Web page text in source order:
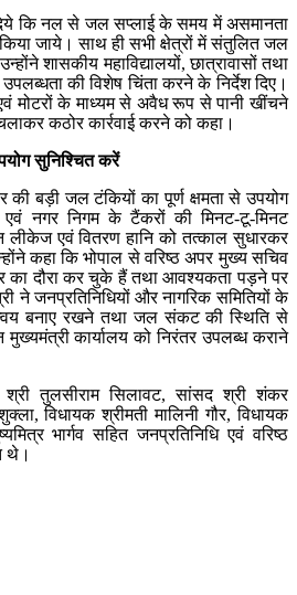
कि नल से जल सप्लाई के समय में असमानता
जाये। साथ ही सभी क्षेत्रों में संतुलित जल
शासकीय महाविद्यालयों, छात्रावासों तथा
की विशेष चिंता करने के निर्देश दिए।
मोटरों के माध्यम से अवैध रूप से पानी खींचने
कठोर कार्रवाई करने को कहा।
सुनिश्चित करें
की बड़ी जल टंकियों का पूर्ण क्षमता से उपयोग
एवं नगर निगम के टैंकरों की मिनट-टू-मिनट
लीकेज एवं वितरण हानि को तत्काल सुधारकर
कहा कि भोपाल से वरिष्ठ अपर मुख्य सचिव
का दौरा कर चुके हैं तथा आवश्यकता पड़ने पर
ने जनप्रतिनिधियों और नागरिक समितियों के
बनाए रखने तथा जल संकट की स्थिति से
मुख्यमंत्री कार्यालय को निरंतर उपलब्ध कराने
तुलसीराम सिलावट, सांसद श्री शंकर
विधायक श्रीमती मालिनी गौर, विधायक
भार्गव सहित जनप्रतिनिधि एवं वरिष्ठ
थे।